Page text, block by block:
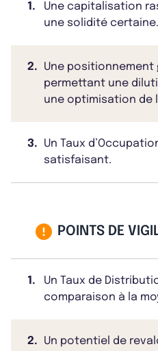
1.
Une capitalisation
une solidité certaine.
2.
Une positionnement
permettant une
une optimisation de
3.
Un Taux
satisfaisant.
POINTS DE
1.
Un Taux de
comparaison à la
2.
Un potentiel de